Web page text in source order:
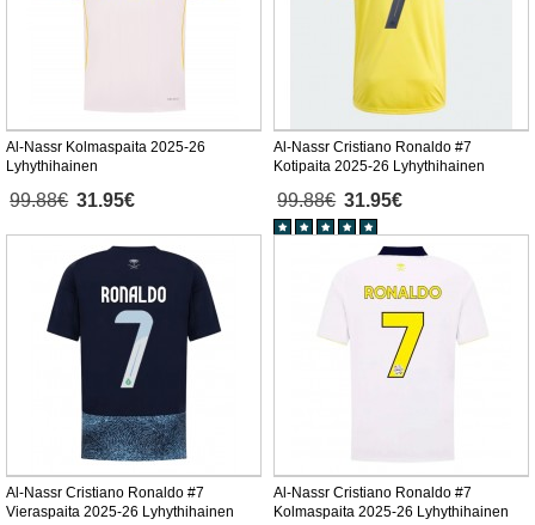
Al-Nassr Kolmaspaita 2025-26
Lyhythihainen
99.88€ 31.95€
Al-Nassr Cristiano Ronaldo #7
Kotipaita 2025-26 Lyhythihainen
99.88€ 31.95€
Al-Nassr Cristiano Ronaldo #7
Vieraspaita 2025-26 Lyhythihainen
Al-Nassr Cristiano Ronaldo #7
Kolmaspaita 2025-26 Lyhythihainen